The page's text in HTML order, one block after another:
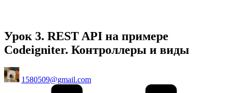
Урок 3. REST API на примере
Codeigniter. Контроллеры и виды
Posted
by
1580509@gmail.com